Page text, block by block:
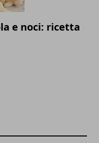
e noci: ricetta